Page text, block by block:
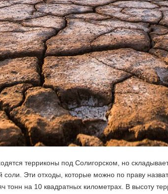
терриконы под Солигорском, но
Эти отходы, которые можно по праву
тонн на 10 квадратных километрах. В высоту